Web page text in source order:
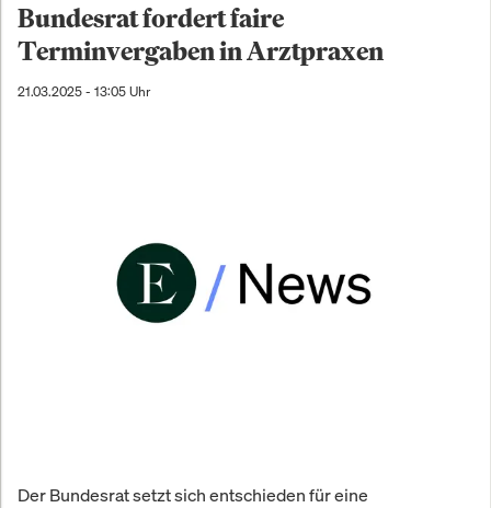
Bundesrat fordert faire
Terminvergaben in Arztpraxen
21.03.2025 - 13:05 Uhr
Der Bundesrat setzt sich entschieden für eine